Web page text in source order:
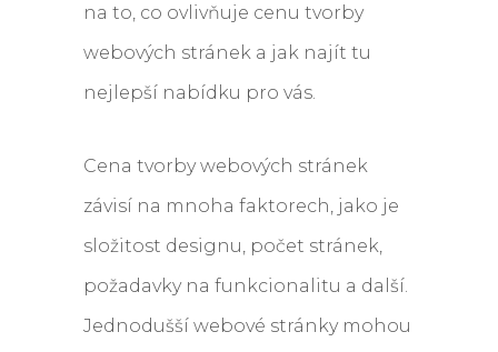
na to, co ovlivňuje cenu tvorby
webových stránek a jak najít tu
nejlepší nabídku pro vás.
Cena tvorby webových stránek
závisí na mnoha faktorech, jako je
složitost designu, počet stránek,
požadavky na funkcionalitu a další.
Jednodušší webové stránky mohou